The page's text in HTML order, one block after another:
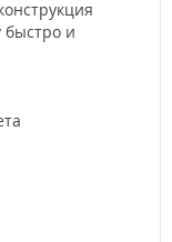
быстро и